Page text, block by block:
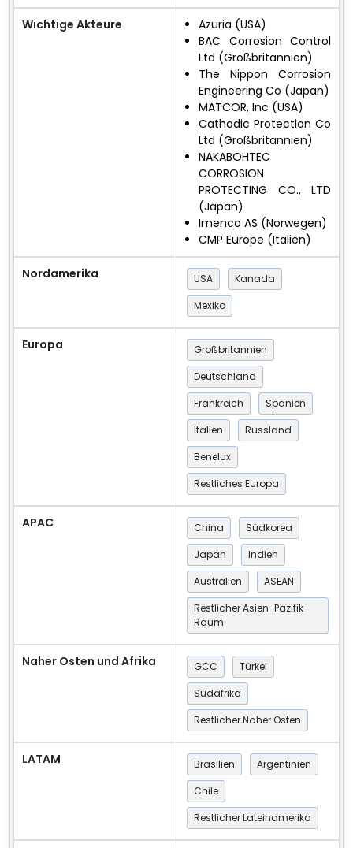
Wichtige Akteure
Azuria (USA)
BAC Corrosion Control
Ltd (Großbritannien)
The Nippon Corrosion
Engineering Co (Japan)
MATCOR, Inc (USA)
Cathodic Protection Co
Ltd (Großbritannien)
NAKABOHTEC
CORROSION
PROTECTING CO., LTD
(Japan)
Imenco AS (Norwegen)
CMP Europe (Italien)
Nordamerika USA
Kanada
Mexiko
Europa
Großbritannien
Deutschland
Frankreich
Spanien
Italien
Russland
Benelux
Restliches Europa
APAC China
Südkorea
Japan
Indien
Australien
ASEAN
Restlicher Asien-Pazifik-
Raum
Naher Osten und Afrika GCC
Türkei
Südafrika
Restlicher Naher Osten
LATAM Brasilien
Argentinien
Chile
Restlicher Lateinamerika